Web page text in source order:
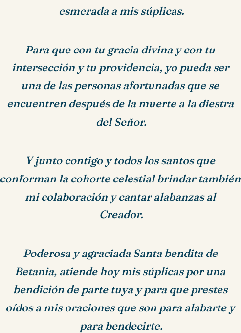
esmerada a mis súplicas.
Para que con tu gracia divina y con tu
intersección y tu providencia, yo pueda ser
una de las personas afortunadas que se
encuentren después de la muerte a la diestra
del Señor.
Y junto contigo y todos los santos que
conforman la cohorte celestial brindar también
mi colaboración y cantar alabanzas al
Creador.
Poderosa y agraciada Santa bendita de
Betania, atiende hoy mis súplicas por una
bendición de parte tuya y para que prestes
oídos a mis oraciones que son para alabarte y
para bendecirte.